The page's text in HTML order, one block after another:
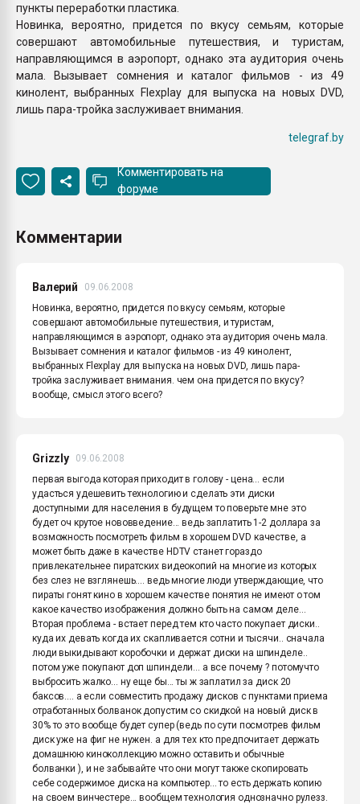
пункты переработки пластика.
Новинка, вероятно, придется по вкусу семьям, которые
совершают автомобильные путешествия, и туристам,
направляющимся в аэропорт, однако эта аудитория очень
мала. Вызывает сомнения и каталог фильмов - из 49
кинолент, выбранных Flexplay для выпуска на новых DVD,
лишь пара-тройка заслуживает внимания.
telegraf.by
Комментировать на
форуме
Комментарии
Валерий
09.06.2008
Новинка, вероятно, придется по вкусу семьям, которые
совершают автомобильные путешествия, и туристам,
направляющимся в аэропорт, однако эта аудитория очень мала.
Вызывает сомнения и каталог фильмов - из 49 кинолент,
выбранных Flexplay для выпуска на новых DVD, лишь пара-
тройка заслуживает внимания. чем она придется по вкусу?
вообще, смысл этого всего?
Grizzly
09.06.2008
первая выгода которая приходит в голову - цена... если
удасться удешевить технологию и сделать эти диски
доступными для населения в будущем то поверьте мне это
будет оч крутое нововведение... ведь заплатить 1-2 доллара за
возможность посмотреть фильм в хорошем DVD качестве, а
может быть даже в качестве HDTV станет гораздо
привлекательнее пиратских видеокопий на многие из которых
без слез не взглянешь.... ведь многие люди утверждающие, что
пираты гонят кино в хорошем качестве понятия не имеют о том
какое качество изображения должно быть на самом деле...
Вторая проблема - встает перед тем кто часто покупает диски..
куда их девать когда их скапливается сотни и тысячи.. сначала
люди выкидывают коробочки и держат диски на шпинделе..
потом уже покупают доп шпиндели... а все почему ? потомучто
выбросить жалко... ну еще бы... ты ж заплатил за диск 20
баксов.... а если совместить продажу дисков с пунктами приема
отработанных болванок допустим со скидкой на новый диск в
30% то это вообще будет супер (ведь по сути посмотрев фильм
диск уже на фиг не нужен. а для тех кто предпочитает держать
домашнюю киноколлекцию можно оставить и обычные
болванки ), и не забывайте что они могут также скопировать
себе содержимое диска на компьютер... то есть держать копию
на своем винчестере... вообщем технология однозначно рулезз.